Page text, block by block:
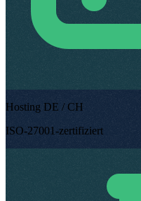
Hosting DE / CH
ISO-27001-zertifiziert